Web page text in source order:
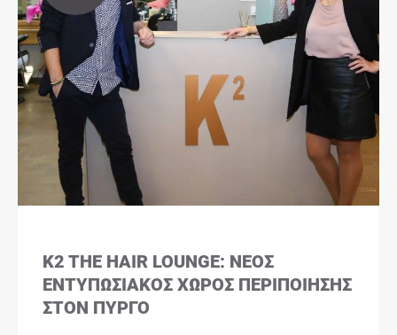
K2 THE HAIR LOUNGE: ΝΈΟΣ
ΕΝΤΥΠΩΣΙΑΚΌΣ ΧΏΡΟΣ ΠΕΡΙΠΟΊΗΣΗΣ
ΣΤΟΝ ΠΎΡΓΟ